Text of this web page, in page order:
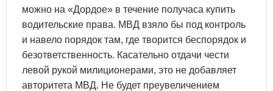
можно на «Дордое» в течение получаса купить
водительские права. МВД взяло бы под контроль
и навело порядок там, где творится беспорядок и
безответственность. Касательно отдачи чести
левой рукой милиционерами, это не добавляет
авторитета МВД. Не будет преувеличением